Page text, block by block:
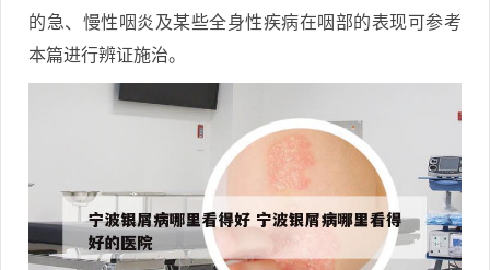
的急、慢性咽炎及某些全身性疾病在咽部的表现可参考
本篇进行辨证施治。